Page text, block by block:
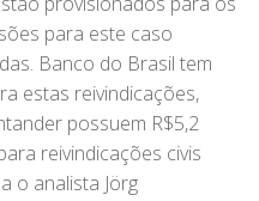
para este caso
Banco do Brasil tem
estas reivindicações,
possuem R$5,2
reivindicações civis
o analista Jörg